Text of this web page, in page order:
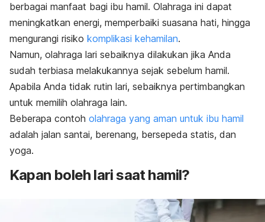
berbagai manfaat bagi ibu hamil. Olahraga ini dapat
meningkatkan energi, memperbaiki suasana hati, hingga
mengurangi risiko komplikasi kehamilan.
Namun, olahraga lari sebaiknya dilakukan jika Anda
sudah terbiasa melakukannya sejak sebelum hamil.
Apabila Anda tidak rutin lari, sebaiknya pertimbangkan
untuk memilih olahraga lain.
Beberapa contoh olahraga yang aman untuk ibu hamil
adalah jalan santai, berenang, bersepeda statis, dan
yoga.
Kapan boleh lari saat hamil?